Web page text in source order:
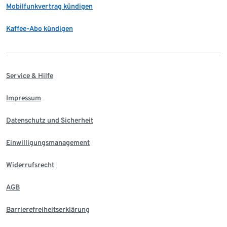
Mobilfunkvertrag kündigen
Kaffee-Abo kündigen
Service & Hilfe
Impressum
Datenschutz und Sicherheit
Einwilligungsmanagement
Widerrufsrecht
AGB
Barrierefreiheitserklärung